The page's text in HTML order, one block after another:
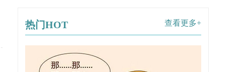
查看更多+
热门HOT